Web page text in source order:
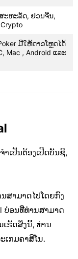
ສະຫະລັດ, ຢວນຈີນ,
ມີໃຫ້ດາວໂຫຼດໄດ້
Mac , Android ແລະ
າເປັນຕ້ອງເປີດບັນຊີ,
ສາມາດໄປໂດຍກົງ
ບ່ອນທີ່ທ່ານສາມາດ
ຮັດສິ່ງນີ້, ທ່ານ
ເກມຄາສິໂນ.